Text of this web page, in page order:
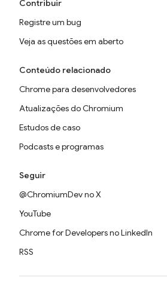
Contribuir
Registre um bug
Veja as questões em aberto
Conteúdo relacionado
Chrome para desenvolvedores
Atualizações do Chromium
Estudos de caso
Podcasts e programas
Seguir
@ChromiumDev no X
YouTube
Chrome for Developers no LinkedIn
RSS